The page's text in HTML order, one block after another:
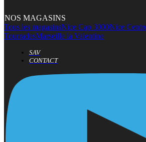
NOS MAGASINS
Tous les magasinsNice Cap 3000Nice
TourradesMarseille la Valentine
SAV
CONTACT